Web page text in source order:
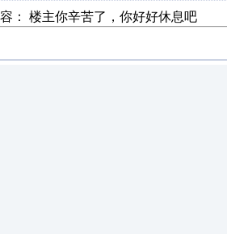
： 楼主你辛苦了，你好好休息吧